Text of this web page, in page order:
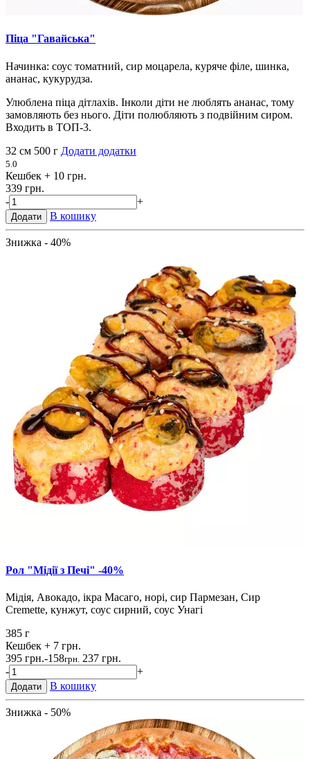
Піца "Гавайська"
Начинка: соус томатний, сир моцарела, куряче філе, шинка,
ананас, кукурудза.
Улюблена піца дітлахів. Інколи діти не люблять ананас, тому
замовляють без нього. Діти полюбляють з подвійним сиром.
Входить в ТОП-3.
32 см 500 г Додати додатки
5.0
Кешбек + 10 грн.
339 грн.
-
+
Додати В кошику
Знижка - 40%
Рол "Мідії з Печі" -40%
Мідія, Авокадо, ікра Масаго, норі, сир Пармезан, Сир
Cremette, кунжут, соус сирний, соус Унагі
385 г
Кешбек + 7 грн.
395 грн.-158грн. 237 грн.
-
+
Додати В кошику
Знижка - 50%